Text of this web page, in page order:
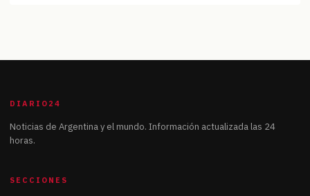
DIARIO24
Noticias de Argentina y el mundo. Información actualizada las 24
horas.
SECCIONES